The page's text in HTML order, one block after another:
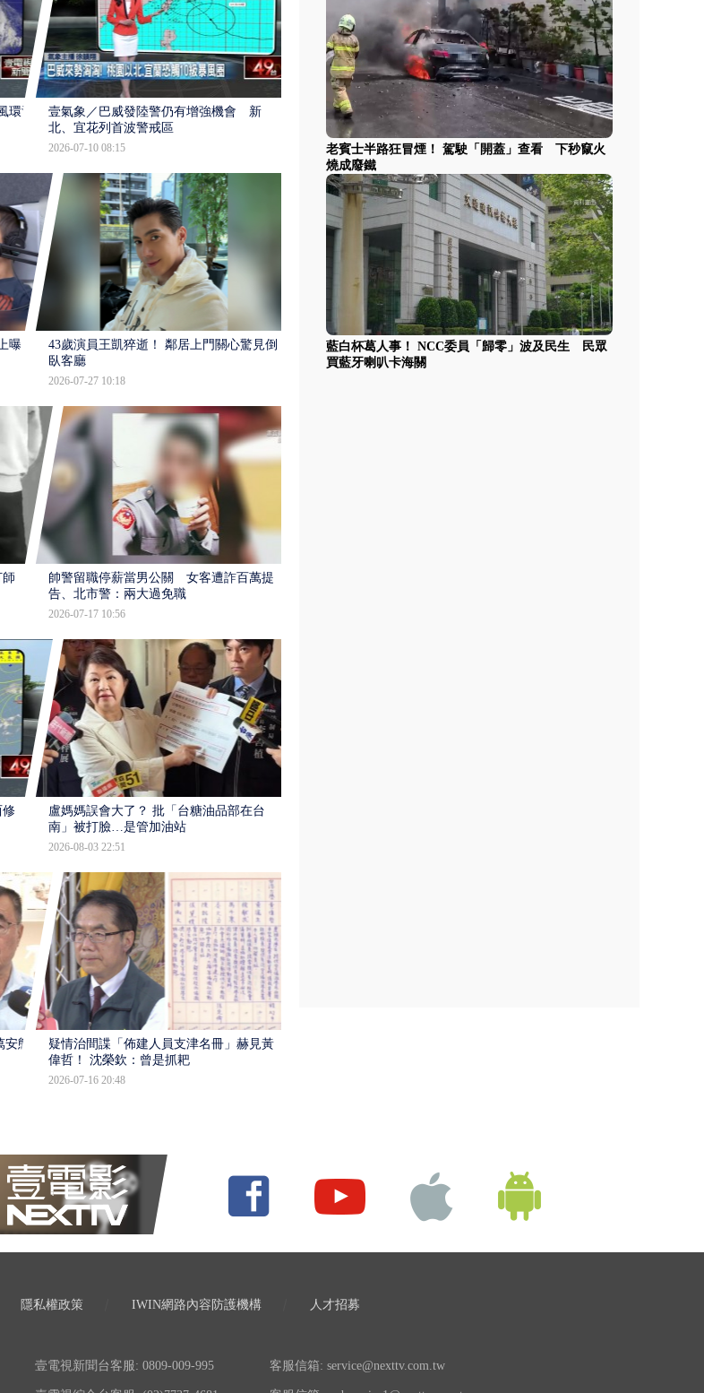
環流
壹氣象／巴威發陸警仍有增強機會 新
北、宜花列首波警戒區
2026-07-10 08:15
曝：
43歲演員王凱猝逝！ 鄰居上門關心驚見倒
臥客廳
2026-07-27 10:18
帥警留職停薪當男公關 女客遭詐百萬提
告、北市警：兩大過免職
2026-07-17 10:56
修
盧媽媽誤會大了？ 批「台糖油品部在台
南」被打臉…是管加油站
2026-08-03 22:51
態
疑情治間諜「佈建人員支津名冊」赫見黃
偉哲！ 沈榮欽：曾是抓耙
2026-07-16 20:48
老賓士半路狂冒煙！ 駕駛「開蓋」查看 下秒竄火
燒成廢鐵
藍白杯葛人事！ NCC委員「歸零」波及民生 民眾
買藍牙喇叭卡海關
隱私權政策 IWIN網路內容防護機構 人才招募
壹電視新聞台客服: 0809-009-995 客服信箱: service@nexttv.com.tw